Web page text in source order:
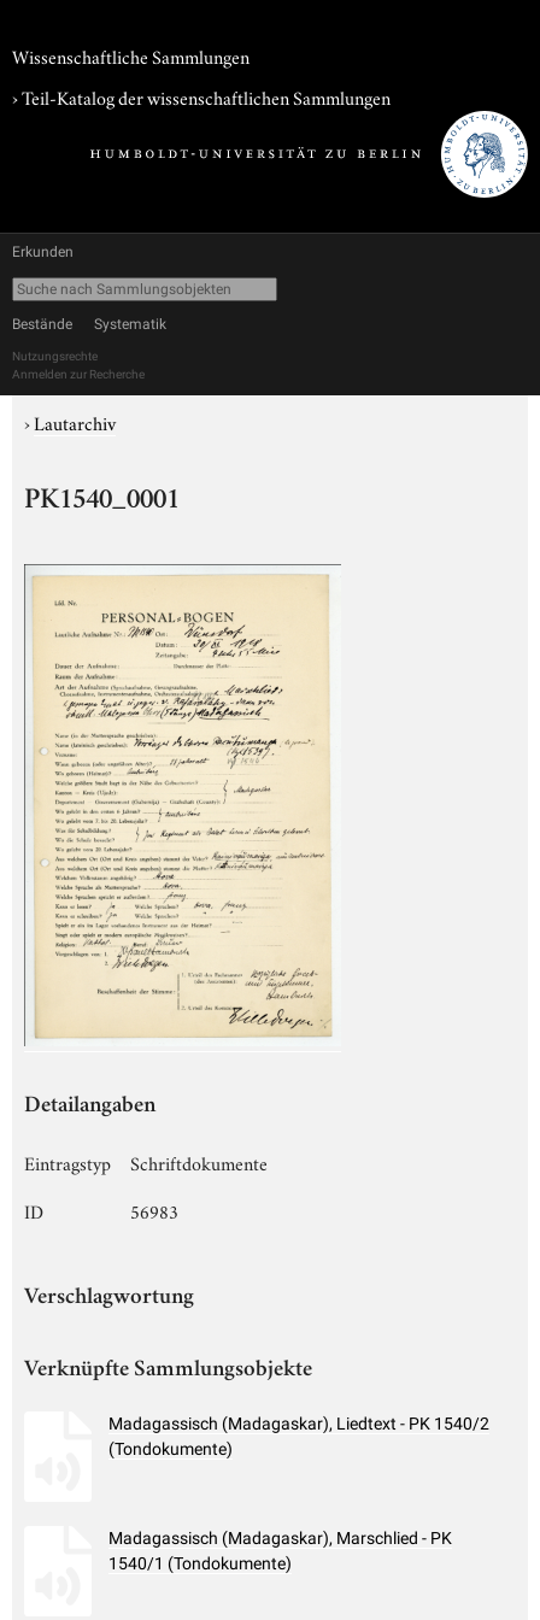
Wissenschaftliche Sammlungen
› Teil-Katalog der wissenschaftlichen Sammlungen
Erkunden
Bestände Systematik
Nutzungsrechte
Anmelden zur Recherche
›Lautarchiv
PK1540_0001
Detailangaben
Eintragstyp
Schriftdokumente
ID
56983
Verschlagwortung
Verknüpfte Sammlungsobjekte
Madagassisch (Madagaskar), Liedtext - PK 1540/2
(Tondokumente)
Madagassisch (Madagaskar), Marschlied - PK
1540/1 (Tondokumente)